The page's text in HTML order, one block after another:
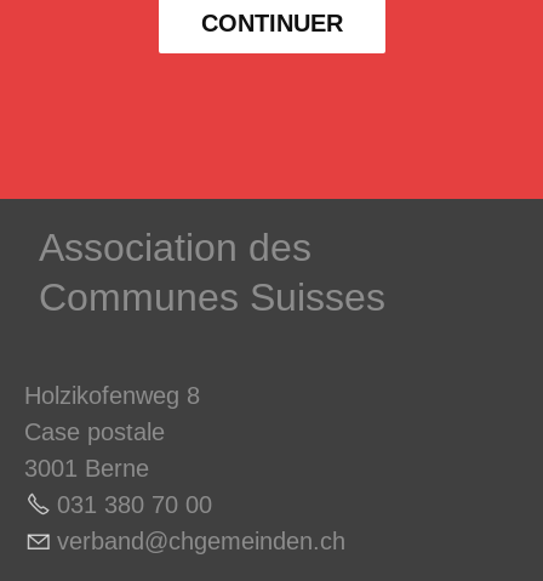
CONTINUER
­Association des­
Communes ­Suisses
Holzikofenweg 8
Case postale
3001 Berne
031 380 70 00
v rb nd chg m nd n ch